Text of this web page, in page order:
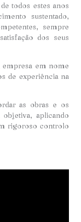
todos estes anos
sustentado,
sempre
dos seus
empresa em nome
de experiência na
as obras e os
aplicando
rigoroso controlo